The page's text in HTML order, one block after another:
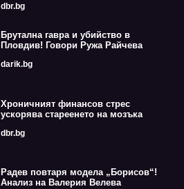
dbr.bg
Брутална гавра и убийство в
Пловдив! Говори Ружа Райчева
darik.bg
Хроничният финансов стрес
ускорява стареенето на мозъка
dbr.bg
Радев повтаря модела „Борисов“!
Анализ на Валерия Велева